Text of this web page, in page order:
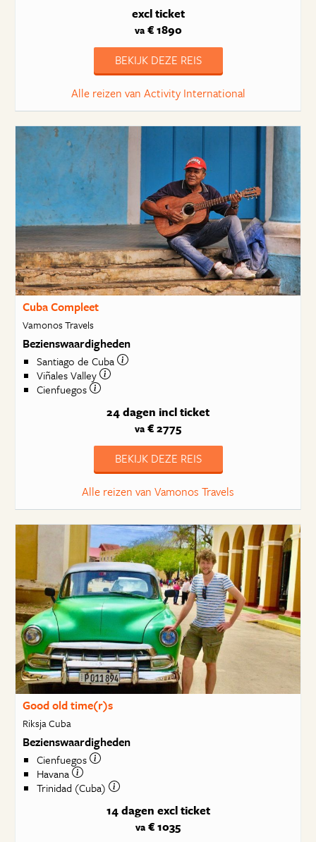
excl ticket
va€ 1890
BEKIJK DEZE REIS
Alle reizen van Activity International
Cuba Compleet
Vamonos Travels
Bezienswaardigheden
Santiago de Cuba
Viñales Valley
Cienfuegos
24 dagen incl ticket
va € 2775
BEKIJK DEZE REIS
Alle reizen van Vamonos Travels
Good old time(r)s
Riksja Cuba
Bezienswaardigheden
Cienfuegos
Havana
Trinidad (Cuba)
14 dagen excl ticket
va € 1035